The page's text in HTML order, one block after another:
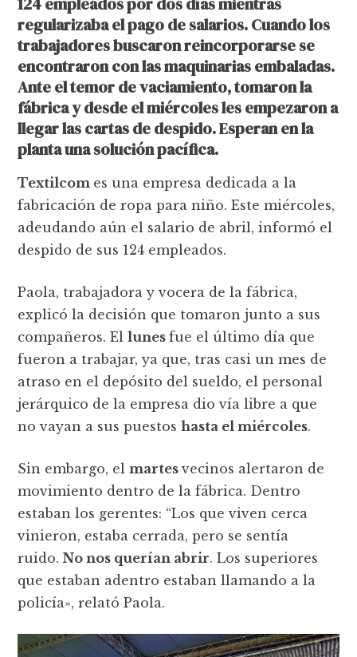
regularizaba el pago de salarios. Cuando los
trabajadores buscaron reincorporarse se
encontraron con las maquinarias embaladas.
Ante el temor de vaciamiento, tomaron la
fábrica y desde el miércoles les empezaron a
llegar las cartas de despido. Esperan en la
planta una solución pacífica.
Textilcom es una empresa dedicada a la
fabricación de ropa para niño. Este miércoles,
adeudando aún el salario de abril, informó el
despido de sus 124 empleados.
Paola, trabajadora y vocera de la fábrica,
explicó la decisión que tomaron junto a sus
compañeros. Ellunesfue el último día que
fueron a trabajar, ya que, tras casi un mes de
atraso en el depósito del sueldo, el personal
jerárquico de la empresa dio vía libre a que
no vayan a sus puestoshasta el miércoles.
Sin embargo, elmartesvecinos alertaron de
movimiento dentro de la fábrica. Dentro
estaban los gerentes: “Los que viven cerca
vinieron, estaba cerrada, pero se sentía
ruido.No nos querían abrir. Los superiores
que estaban adentro estaban llamando a la
policía», relató Paola.